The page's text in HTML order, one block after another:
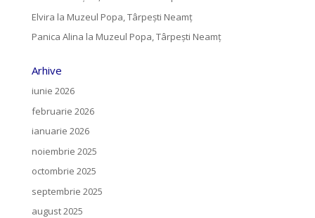
Elvira la Muzeul Popa, Târpeşti Neamţ
Panica Alina la Muzeul Popa, Târpeşti Neamţ
Arhive
iunie 2026
februarie 2026
ianuarie 2026
noiembrie 2025
octombrie 2025
septembrie 2025
august 2025